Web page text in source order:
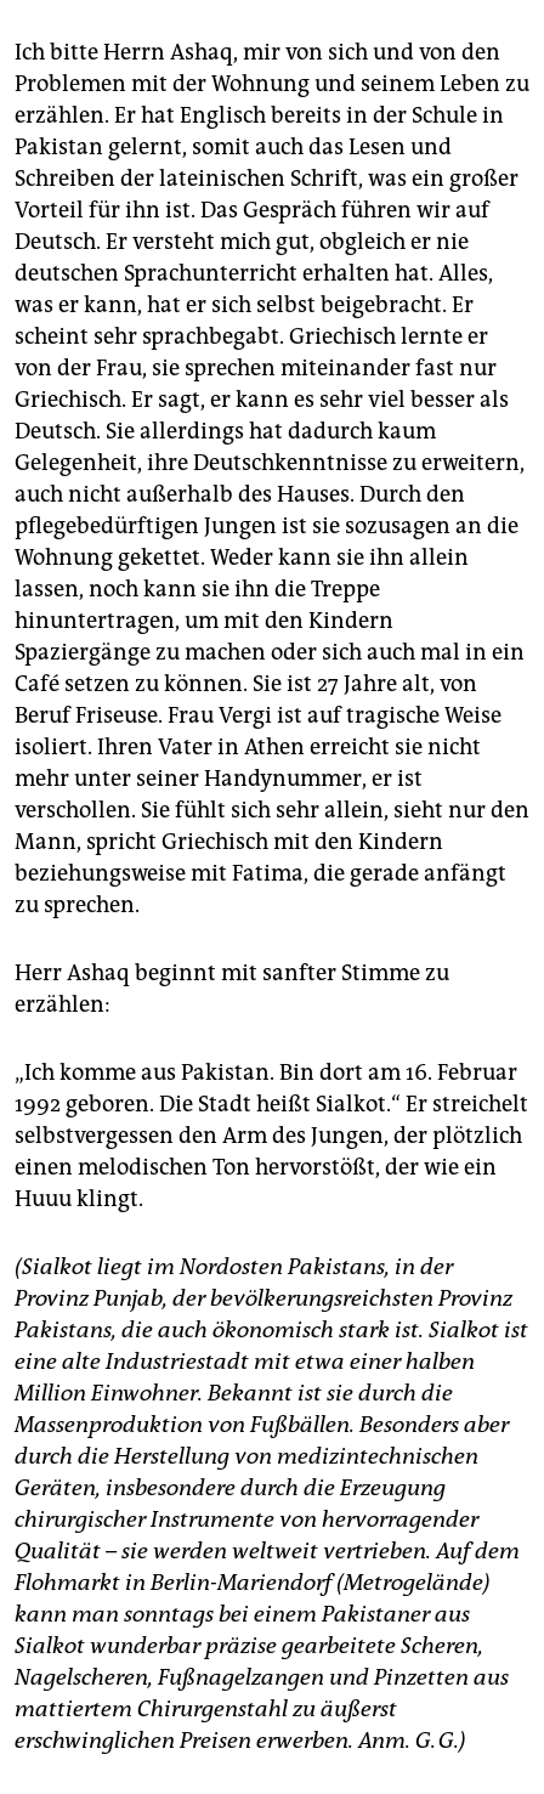
Ich bitte Herrn Ashaq, mir von sich und von den
Problemen mit der Wohnung und seinem Leben zu
erzählen. Er hat Englisch bereits in der Schule in
Pakistan gelernt, somit auch das Lesen und
Schreiben der lateinischen Schrift, was ein großer
Vorteil für ihn ist. Das Gespräch führen wir auf
Deutsch. Er versteht mich gut, obgleich er nie
deutschen Sprachunterricht erhalten hat. Alles,
was er kann, hat er sich selbst beigebracht. Er
scheint sehr sprachbegabt. Griechisch lernte er
von der Frau, sie sprechen miteinander fast nur
Griechisch. Er sagt, er kann es sehr viel besser als
Deutsch. Sie allerdings hat dadurch kaum
Gelegenheit, ihre Deutschkenntnisse zu erweitern,
auch nicht außerhalb des Hauses. Durch den
pflegebedürftigen Jungen ist sie sozusagen an die
Wohnung gekettet. Weder kann sie ihn allein
lassen, noch kann sie ihn die Treppe
hinuntertragen, um mit den Kindern
Spaziergänge zu machen oder sich auch mal in ein
Café setzen zu können. Sie ist 27 Jahre alt, von
Beruf Friseuse. Frau Vergi ist auf tragische Weise
isoliert. Ihren Vater in Athen erreicht sie nicht
mehr unter seiner Handynummer, er ist
verschollen. Sie fühlt sich sehr allein, sieht nur den
Mann, spricht Griechisch mit den Kindern
beziehungsweise mit Fatima, die gerade anfängt
zu sprechen.
Herr Ashaq beginnt mit sanfter Stimme zu
erzählen:
„Ich komme aus Pakistan. Bin dort am 16. Februar
1992 geboren. Die Stadt heißt Sialkot.“ Er streichelt
selbstvergessen den Arm des Jungen, der plötzlich
einen melodischen Ton hervorstößt, der wie ein
Huuu klingt.
(Sialkot liegt im Nordosten Pakistans, in der
Provinz Punjab, der bevölkerungsreichsten Provinz
Pakistans, die auch ökonomisch stark ist. Sialkot ist
eine alte Industriestadt mit etwa einer halben
Million Einwohner. Bekannt ist sie durch die
Massenproduktion von Fußbällen. Besonders aber
durch die Herstellung von medizintechnischen
Geräten, insbesondere durch die Erzeugung
chirurgischer Instrumente von hervorragender
Qualität – sie werden weltweit vertrieben. Auf dem
Flohmarkt in Berlin-Mariendorf (Metrogelände)
kann man sonntags bei einem Pakistaner aus
Sialkot wunderbar präzise gearbeitete Scheren,
Nagelscheren, Fußnagelzangen und Pinzetten aus
mattiertem ­Chirurgenstahl zu äußerst
erschwinglichen Preisen erwerben. Anm. G. G.)